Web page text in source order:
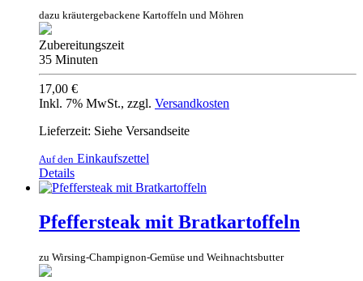
dazu kräutergebackene Kartoffeln und Möhren
Zubereitungszeit
35 Minuten
17,00 €
Inkl. 7% MwSt., zzgl. Versandkosten
Lieferzeit: Siehe Versandseite
Auf den Einkaufszettel
Details
Pfeffersteak mit Bratkartoffeln
zu Wirsing-Champignon-Gemüse und Weihnachtsbutter